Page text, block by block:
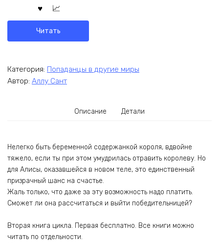
Читать
Категория: Попаданцы в другие миры
Автор: Аллу Сант
Описание Детали
Нелегко быть беременной содержанкой короля, вдвойне
тяжело, если ты при этом умудрилась отравить королеву. Но
для Алисы, оказавшейся в новом теле, это единственный
призрачный шанс на счастье.
Жаль только, что даже за эту возможность надо платить.
Сможет ли она рассчитаться и выйти победительницей?
Вторая книга цикла. Первая бесплатно. Все книги можно
читать по отдельности.